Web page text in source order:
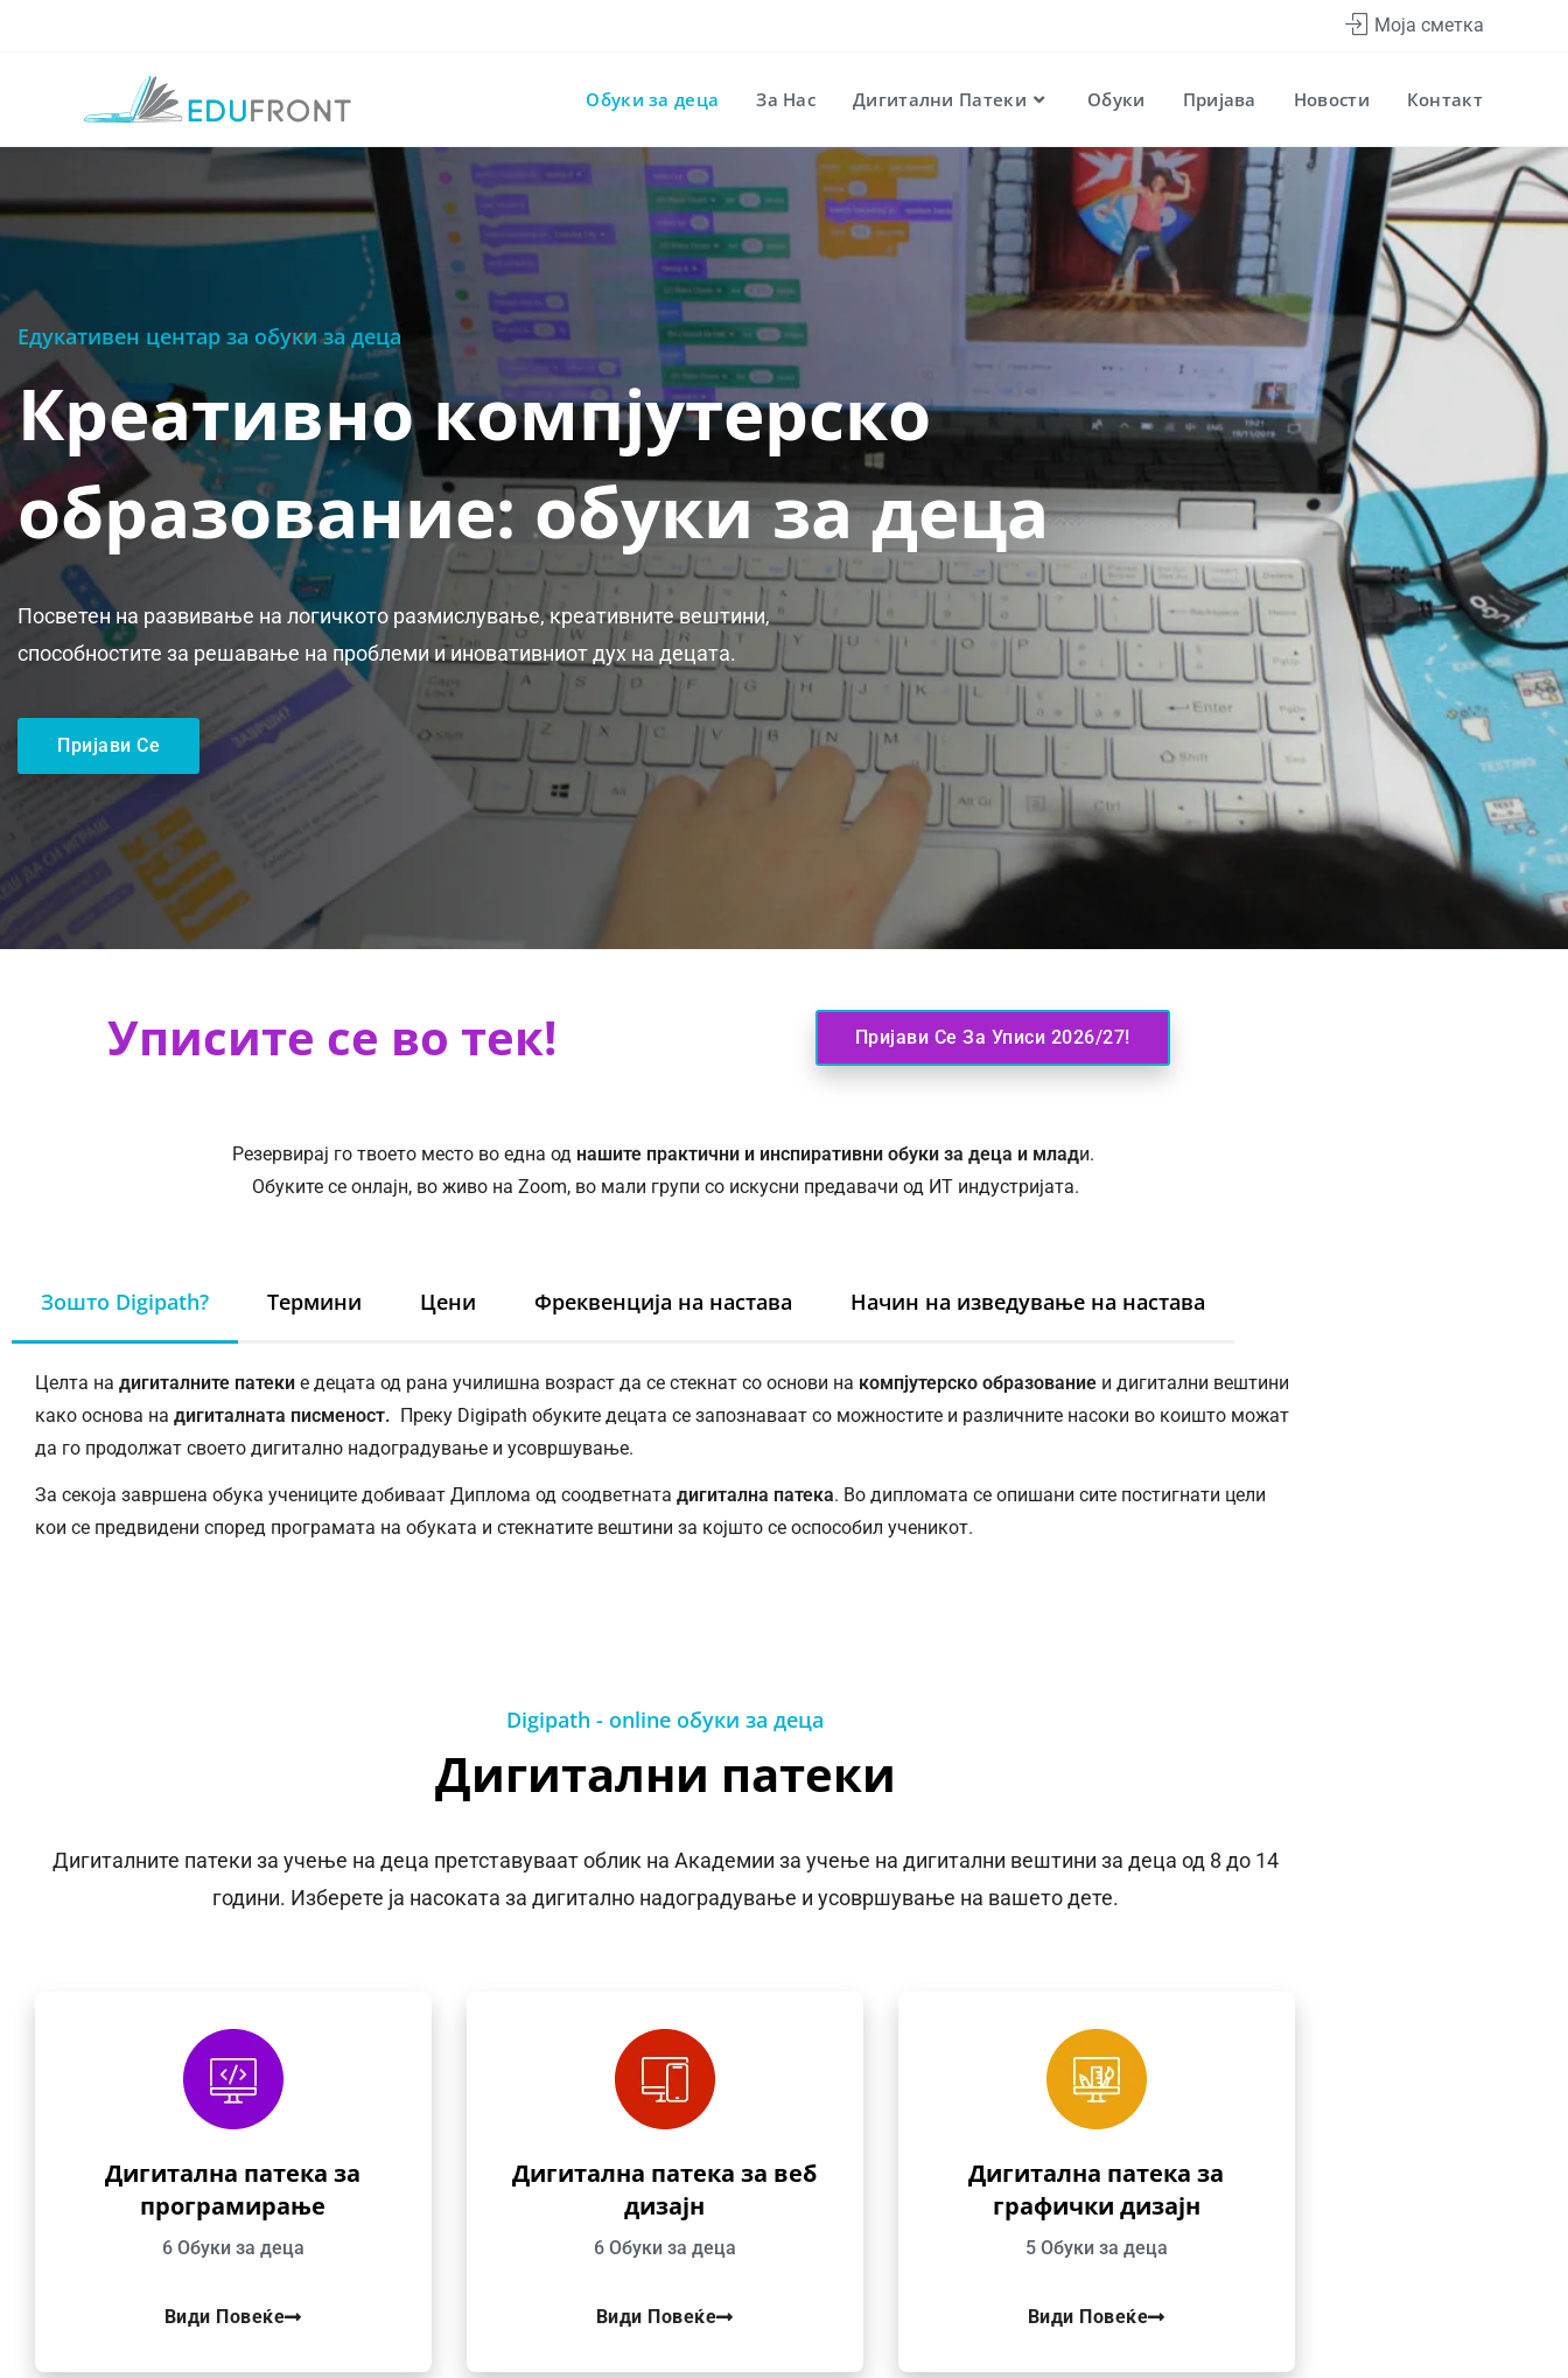
Моја сметка
Обуки за деца За Нас Дигитални Патеки Обуки Пријава Новости Контакт
Едукативен центар за обуки за деца
Креативно компјутерско
образование: обуки за деца
Посветен на развивање на логичкото размислување, креативните вештини,
способностите за решавање на проблеми и иновативниот дух на децата.
Пријави Се
Уписите се во тек! Пријави Се За Уписи 2026/27!
Резервирај го твоето место во една од нашите практични и инспиративни обуки за деца и млади.
Обуките се онлајн, во живо на Zoom, во мали групи со искусни предавачи од ИТ индустријата.
Зошто Digipath? Термини Цени Фреквенција на настава Начин на изведување на настава
Целта на дигиталните патеки е децата од рана училишна возраст да се стекнат со основи на компјутерско образование и дигитални вештини
како основа на дигиталната писменост. Преку Digipath обуките децата се запознаваат со можностите и различните насоки во коишто можат
да го продолжат своето дигитално надоградување и усовршување.
За секоја завршена обука учениците добиваат Диплома од соодветната дигитална патека. Во дипломата се опишани сите постигнати цели
кои се предвидени според програмата на обуката и стекнатите вештини за којшто се оспособил ученикот.
Digipath - online обуки за деца
Дигитални патеки
Дигиталните патеки за учење на деца претставуваат облик на Академии за учење на дигитални вештини за деца од 8 до 14
години. Изберете ја насоката за дигитално надоградување и усовршување на вашето дете.
Дигитална патека за
програмирање
6 Обуки за деца
Види Повеќе
Дигитална патека за веб
дизајн
6 Обуки за деца
Види Повеќе
Дигитална патека за
графички дизајн
5 Обуки за деца
Види Повеќе